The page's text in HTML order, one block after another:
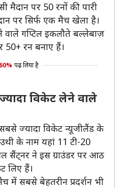
मैदान पर 50 रनों की पारी
पर सिर्फ एक मैच खेला है।
वाले गप्टिल इकलौते बल्लेबाज़
50+ रन बनाए हैं।
60% पढ़ लिया है
विकेट लेने वाले
ज्यादा विकेट न्यूजीलैंड के
के नाम यहां 11 टी-20
सैंट्नर ने इस ग्राउंडर पर आठ
लिए हैं।
में सबसे बेहतरीन प्रदर्शन भी